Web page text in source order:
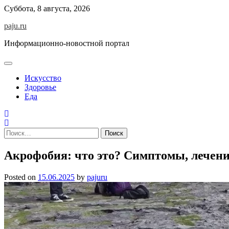
Skip
content
Суббота, 8 августа, 2026
paju.ru
Информационно-новостной портал
Искусство
Здоровье
Еда
Найти:
Акрофобия: что это? Симптомы,
Posted on 15.06.2025 by pajuru